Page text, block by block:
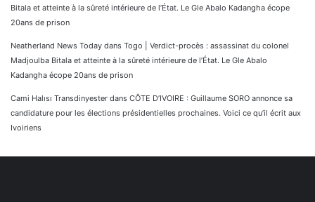
Bitala et atteinte à la sûreté intérieure de l’État. Le Gle Abalo Kadangha écope
20ans de prison
Neatherland News Today dans Togo | Verdict-procès : assassinat du colonel
Madjoulba Bitala et atteinte à la sûreté intérieure de l’État. Le Gle Abalo
Kadangha écope 20ans de prison
Cami Halısı Transdinyester dans CÔTE D’IVOIRE : Guillaume SORO annonce sa
candidature pour les élections présidentielles prochaines. Voici ce qu’il écrit aux
Ivoiriens